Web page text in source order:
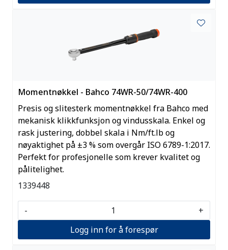
Momentnøkkel - Bahco 74WR-50/74WR-400
Presis og slitesterk momentnøkkel fra Bahco med
mekanisk klikkfunksjon og vindusskala. Enkel og
rask justering, dobbel skala i Nm/ft.lb og
nøyaktighet på ±3 % som overgår ISO 6789-1:2017.
Perfekt for profesjonelle som krever kvalitet og
pålitelighet.
1339448
-
+
Logg inn for å forespør